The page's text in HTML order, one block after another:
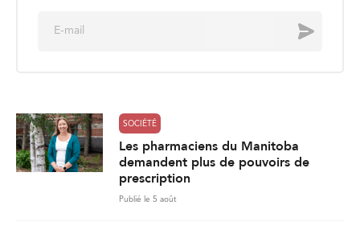
Envoyer
SOCIÉTÉ
Les pharmaciens du Manitoba
demandent plus de pouvoirs de
prescription
Publié le 5 août